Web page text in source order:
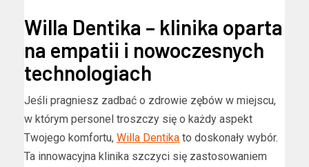
Willa Dentika – klinika oparta
na empatii i nowoczesnych
technologiach
Jeśli pragniesz zadbać o zdrowie zębów w miejscu,
w którym personel troszczy się o każdy aspekt
Twojego komfortu, Willa Dentika to doskonały wybór.
Ta innowacyjna klinika szczyci się zastosowaniem